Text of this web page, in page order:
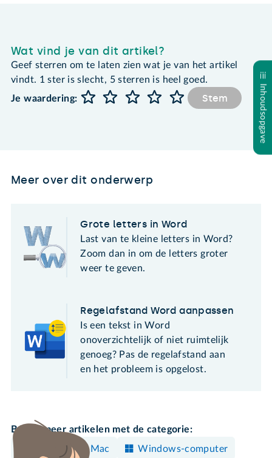
Inhoudsopgave
Wat vind je van dit artikel?
Geef sterren om te laten zien wat je van het artikel
vindt. 1 ster is slecht, 5 sterren is heel goed.
Je waardering:
Stem
Meer over dit onderwerp
Grote letters in Word
Last van te kleine letters in Word?
Zoom dan in om de letters groter
weer te geven.
Regelafstand Word aanpassen
Is een tekst in Word
onoverzichtelijk of niet ruimtelijk
genoeg? Pas de regelafstand aan
en het probleem is opgelost.
Bekijk meer artikelen met de categorie:
Mac Windows-computer